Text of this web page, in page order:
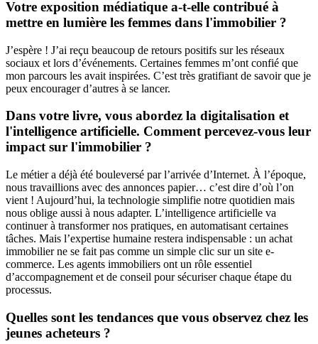
Votre exposition médiatique a-t-elle contribué à
mettre en lumière les femmes dans l'immobilier ?
J’espère ! J’ai reçu beaucoup de retours positifs sur les réseaux
sociaux et lors d’événements. Certaines femmes m’ont confié que
mon parcours les avait inspirées. C’est très gratifiant de savoir que je
peux encourager d’autres à se lancer.
Dans votre livre, vous abordez la digitalisation et
l'intelligence artificielle. Comment percevez-vous leur
impact sur l'immobilier ?
Le métier a déjà été bouleversé par l’arrivée d’Internet. À l’époque,
nous travaillions avec des annonces papier… c’est dire d’où l’on
vient ! Aujourd’hui, la technologie simplifie notre quotidien mais
nous oblige aussi à nous adapter. L’intelligence artificielle va
continuer à transformer nos pratiques, en automatisant certaines
tâches. Mais l’expertise humaine restera indispensable : un achat
immobilier ne se fait pas comme un simple clic sur un site e-
commerce. Les agents immobiliers ont un rôle essentiel
d’accompagnement et de conseil pour sécuriser chaque étape du
processus.
Quelles sont les tendances que vous observez chez les
jeunes acheteurs ?